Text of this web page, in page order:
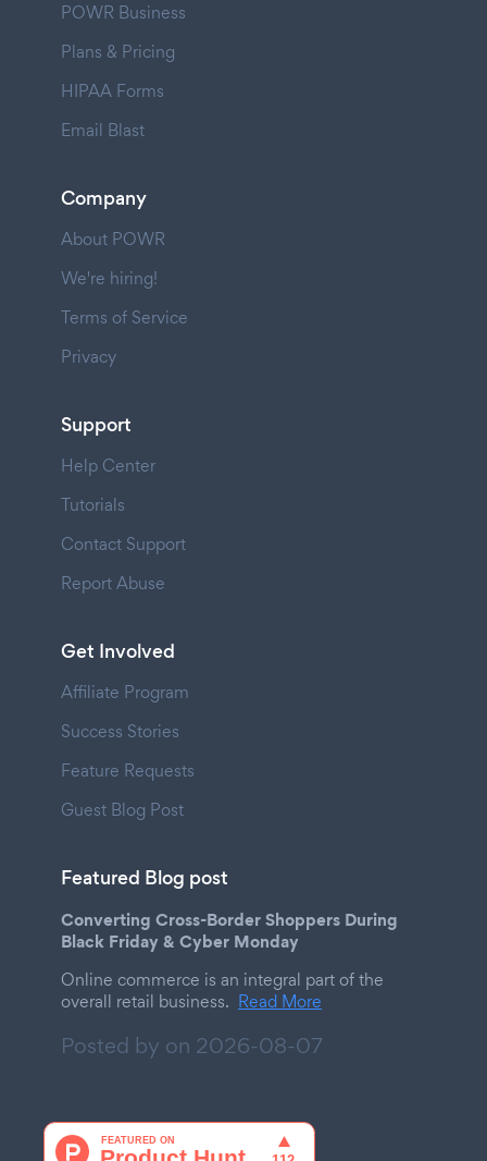
POWR Business
Plans & Pricing
HIPAA Forms
Email Blast
Company
About POWR
We're hiring!
Terms of Service
Privacy
Support
Help Center
Tutorials
Contact Support
Report Abuse
Get Involved
Affiliate Program
Success Stories
Feature Requests
Guest Blog Post
Featured Blog post
Converting Cross-Border Shoppers During
Black Friday & Cyber Monday
Online commerce is an integral part of the
overall retail business. Read More
Posted by on 2026-08-07